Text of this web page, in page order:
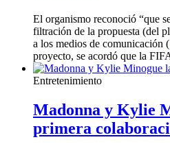
El organismo reconoció “que
filtración de la propuesta (del
a los medios de comunicación
proyecto, se acordó que la
Entretenimiento
Madonna y Kylie
primera